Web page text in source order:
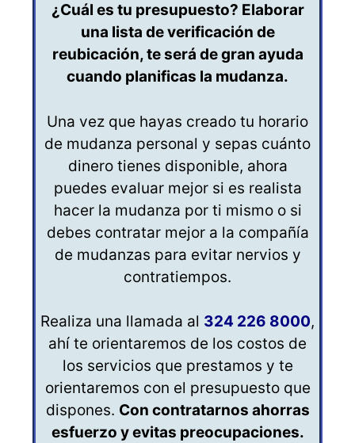
¿Cuál es tu presupuesto? Elaborar
una lista de verificación de
reubicación, te será de gran ayuda
cuando planificas la mudanza.
Una vez que hayas creado tu horario
de mudanza personal y sepas cuánto
dinero tienes disponible, ahora
puedes evaluar mejor si es realista
hacer la mudanza por ti mismo o si
debes contratar mejor a la compañía
de mudanzas para evitar nervios y
contratiempos.
Realiza una llamada al 324 226 8000,
ahí te orientaremos de los costos de
los servicios que prestamos y te
orientaremos con el presupuesto que
dispones. Con contratarnos ahorras
esfuerzo y evitas preocupaciones.